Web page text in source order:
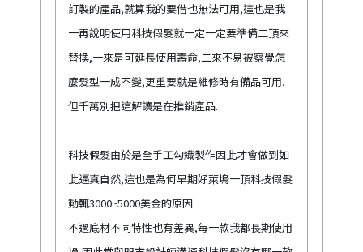
訂製的產品,就算我的要借也無法可用,這也是我
一再說明使用科技假髮就一定一定要準備二頂來
替換,一來是可延長使用壽命,二來不易被察覺怎
麼髮型一成不變,更重要就是維修時有備品可用.
但千萬別把這解讀是在推銷產品.
科技假髮由於是全手工勾織製作因此才會做到如
此逼真自然,這也是為何早期好萊塢一頂科技假髮
動輒3000~5000美金的原因.
不過底材不同特性也有差異,每一款我都長期使用